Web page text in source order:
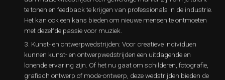
te tonen en feedback te krijgen van professionals in de industrie.
Het kan ook een kans bieden om nieuwe mensen te ontmoeten
met dezelfde passie voor muziek.
Kunst- en ontwerpwedstrijden: Voor creatieve individuen
kunnen kunst- en ontwerpwedstrijden een uitdagende en
lonende ervaring zijn. Of het nu gaat om schilderen, fotografie,
grafisch ontwerp of mode-ontwerp, deze wedstrijden bieden de